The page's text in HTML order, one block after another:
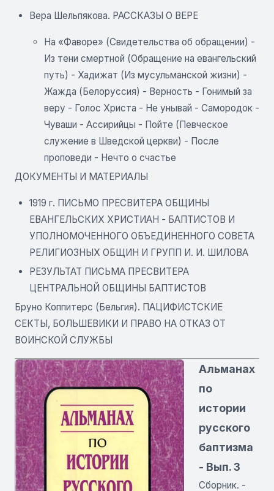
Вера Шельпякова. РАССКАЗЫ О ВЕРЕ
На «Фаворе» (Свидетельства об обращении) -
Из тени смертной (Обращение на евангельский
путь) - Хадижат (Из мусульманской жизни) -
Жажда (Белоруссия) - Верность - Гонимый за
веру - Голос Христа - Не унывай - Самородок -
Чуваши - Ассирийцы - Пойте (Певческое
служение в Шведской церкви) - После
проповеди - Нечто о счастье
ДОКУМЕНТЫ И МАТЕРИАЛЫ
1919 г. ПИСЬМО ПРЕСВИТЕРА ОБЩИНЫ
ЕВАНГЕЛЬСКИХ ХРИСТИАН - БАПТИСТОВ И
УПОЛНОМОЧЕННОГО ОБЪЕДИНЕННОГО СОВЕТА
РЕЛИГИОЗНЫХ ОБЩИН И ГРУПП И. И. ШИЛОВА
РЕЗУЛЬТАТ ПИСЬМА ПРЕСВИТЕРА
ЦЕНТРАЛЬНОЙ ОБЩИНЫ БАПТИСТОВ
Бруно Коппитерс (Бельгия). ПАЦИФИСТСКИЕ
СЕКТЫ, БОЛЬШЕВИКИ И ПРАВО НА ОТКАЗ ОТ
ВОИНСКОЙ СЛУЖБЫ
Альманах
по
истории
русского
баптизма
- Вып. 3
Сборник. -